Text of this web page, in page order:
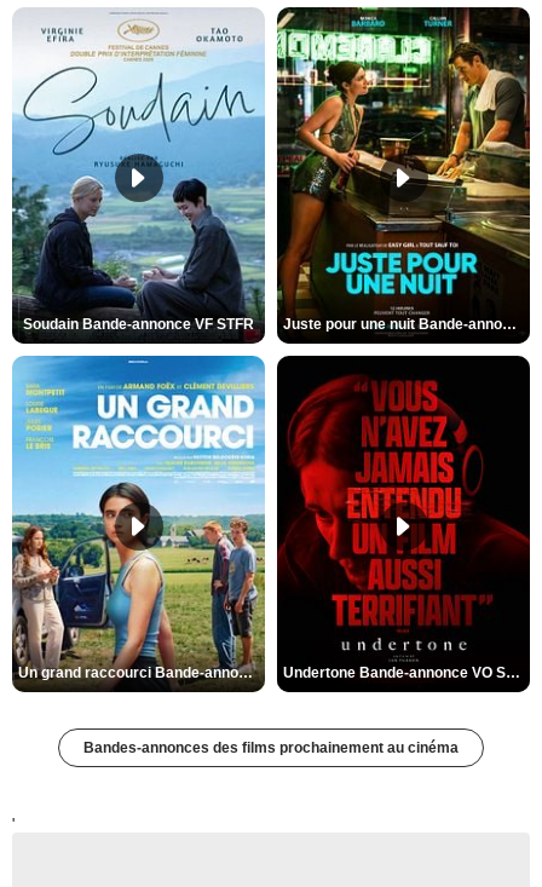
Soudain Bande-annonce VF STFR Juste pour une nuit Bande-annonce VO STFR
Un grand raccourci Bande-annonce VF Undertone Bande-annonce VO STFR
Bandes-annonces des films prochainement au cinéma
'